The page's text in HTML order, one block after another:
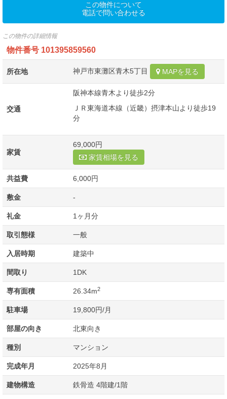
この物件について
電話で問い合わせる
この物件の詳細情報
物件番号 101395859560
所在地 神戸市東灘区青木5丁目 MAPを見る
交通
阪神本線青木より徒歩2分
ＪＲ東海道本線（近畿）摂津本山より徒歩19
分
家賃
69,000円
家賃相場を見る
共益費 6,000円
敷金 -
礼金 1ヶ月分
取引態様 一般
入居時期 建築中
間取り 1DK
専有面積 26.34m2
駐車場 19,800円/月
部屋の向き 北東向き
種別 マンション
完成年月 2025年8月
建物構造 鉄骨造 4階建/1階